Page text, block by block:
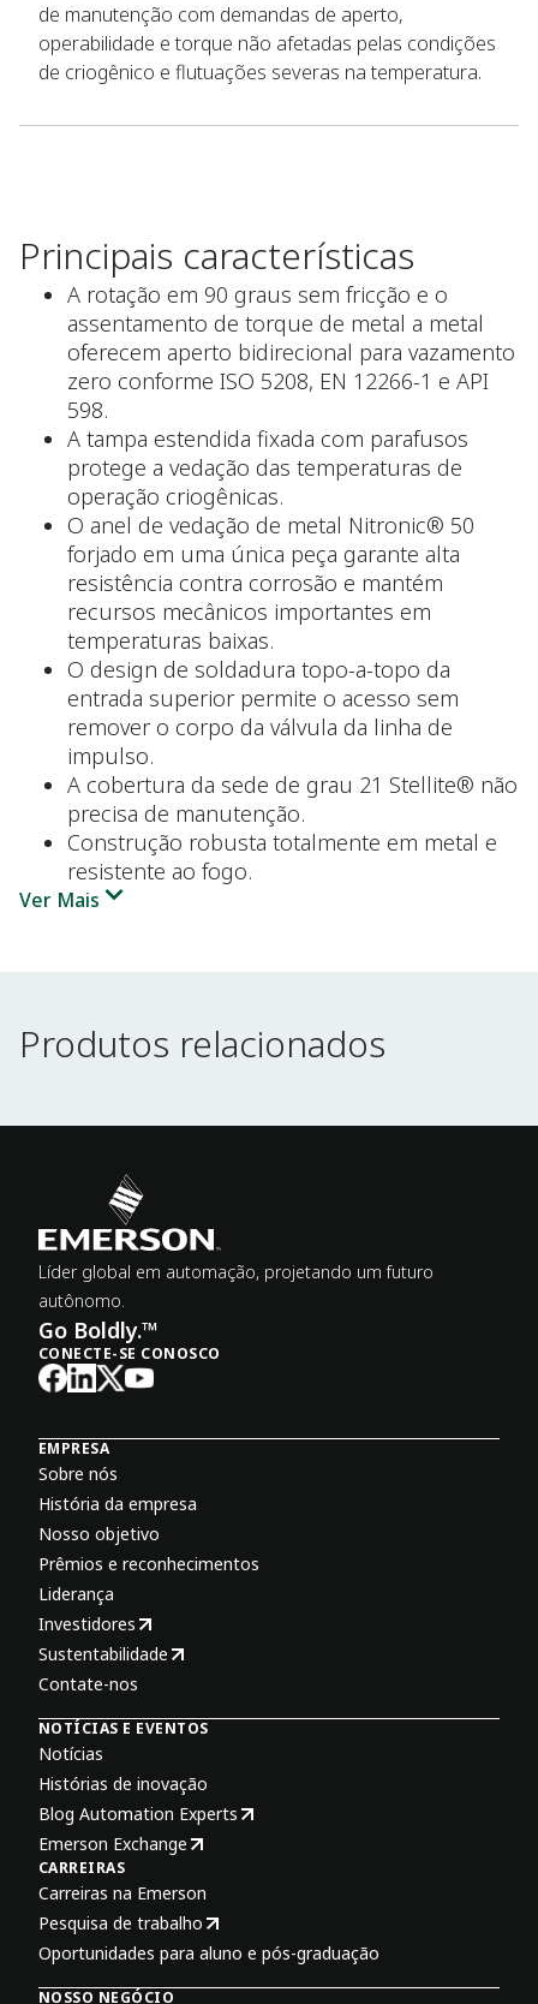
de manutenção com demandas de aperto,
operabilidade e torque não afetadas pelas condições
de criogênico e flutuações severas na temperatura.
Principais características
A rotação em 90 graus sem fricção e o
assentamento de torque de metal a metal
oferecem aperto bidirecional para vazamento
zero conforme ISO 5208, EN 12266-1 e API
598.
A tampa estendida fixada com parafusos
protege a vedação das temperaturas de
operação criogênicas.
O anel de vedação de metal Nitronic® 50
forjado em uma única peça garante alta
resistência contra corrosão e mantém
recursos mecânicos importantes em
temperaturas baixas.
O design de soldadura topo-a-topo da
entrada superior permite o acesso sem
remover o corpo da válvula da linha de
impulso.
A cobertura da sede de grau 21 Stellite® não
precisa de manutenção.
Construção robusta totalmente em metal e
resistente ao fogo.
Ver Mais
Produtos relacionados
Produtos relacionados
Líder global em automação, projetando um futuro
autônomo.
Go Boldly.™
CONECTE-SE CONOSCO
EMPRESA
Sobre nós
História da empresa
Nosso objetivo
Prêmios e reconhecimentos
Liderança
Investidores
Sustentabilidade
Contate-nos
NOTÍCIAS E EVENTOS
Notícias
Histórias de inovação
Blog Automation Experts
Emerson Exchange
CARREIRAS
Carreiras na Emerson
Pesquisa de trabalho
Oportunidades para aluno e pós-graduação
NOSSO NEGÓCIO